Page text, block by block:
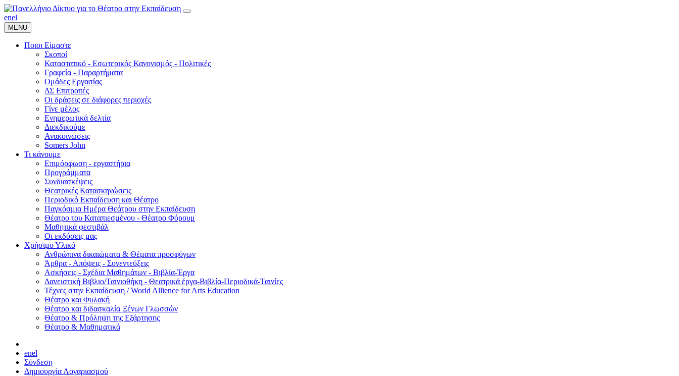
enel
MENU
Ποιοι Είμαστε
Σκοποί
Καταστατικό - Εσωτερικός Κανονισμός - Πολιτικές
Γραφεία - Παραρτήματα
Ομάδες Εργασίας
ΔΣ Επιτροπές
Οι δράσεις σε διάφορες περιοχές
Γίνε μέλος
Ενημερωτικά δελτία
Διεκδικούμε
Ανακοινώσεις
Somers John
Τι κάνουμε
Επιμόρφωση - εργαστήρια
Προγράμματα
Συνδιασκέψεις
Θεατρικές Κατασκηνώσεις
Περιοδικό Εκπαίδευση και Θέατρο
Παγκόσμια Ημέρα Θεάτρου στην Εκπαίδευση
Θέατρο του Καταπιεσμένου - Θέατρο Φόρουμ
Μαθητικά φεστιβάλ
Οι εκδόσεις μας
Χρήσιμο Υλικό
Ανθρώπινα δικαιώματα & Θέματα προσφύγων
Άρθρα - Απόψεις - Συνεντεύξεις
Ασκήσεις - Σχέδια Μαθημάτων - Βιβλία-Έργα
Δανειστική Βιβλιο/Ταινιοθήκη - Θεατρικά έργα-Βιβλία-Περιοδικά-Ταινίες
Τέχνες στην Εκπαίδευση / World Allience for Arts Education
Θέατρο και Φυλακή
Θέατρο και διδασκαλία Ξένων Γλωσσών
Θέατρο & Πρόληψη της Εξάρτησης
Θέατρο & Μαθηματικά
enel
Σύνδεση
Δημιουργία Λογαριασμού